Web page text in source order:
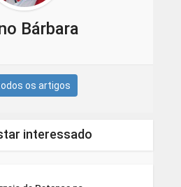
Bárbara
os artigos
interessado